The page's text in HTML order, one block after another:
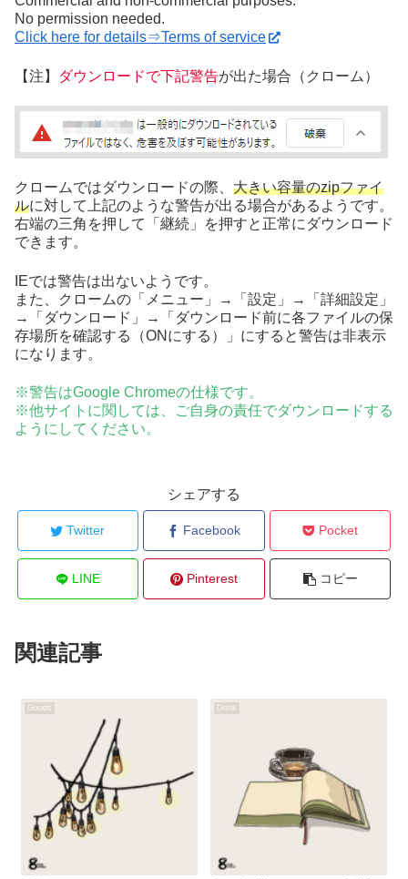
No permission needed.
Click here for details⇒Terms of service
【注】 ダウンロードで下記警告が出た場合（クローム）
クロームではダウンロードの際、 大きい容量のzipファイ
ルに対して上記のような警告が出る場合があるようです。
右端の三角を押して「継続」を押すと正常にダウンロード
できます。
IEでは警告は出ないようです。
また、クロームの「メニュー」→「設定」→「詳細設定」
→「ダウンロード」→「ダウンロード前に各ファイルの保
存場所を確認する（ONにする）」にすると警告は非表示
になります。
※警告はGoogle Chromeの仕様です。
※他サイトに関しては、ご自身の責任でダウンロードする
ようにしてください。
シェアする
Twitter Facebook Pocket
LINE Pinterest コピー
関連記事
Goods Drink